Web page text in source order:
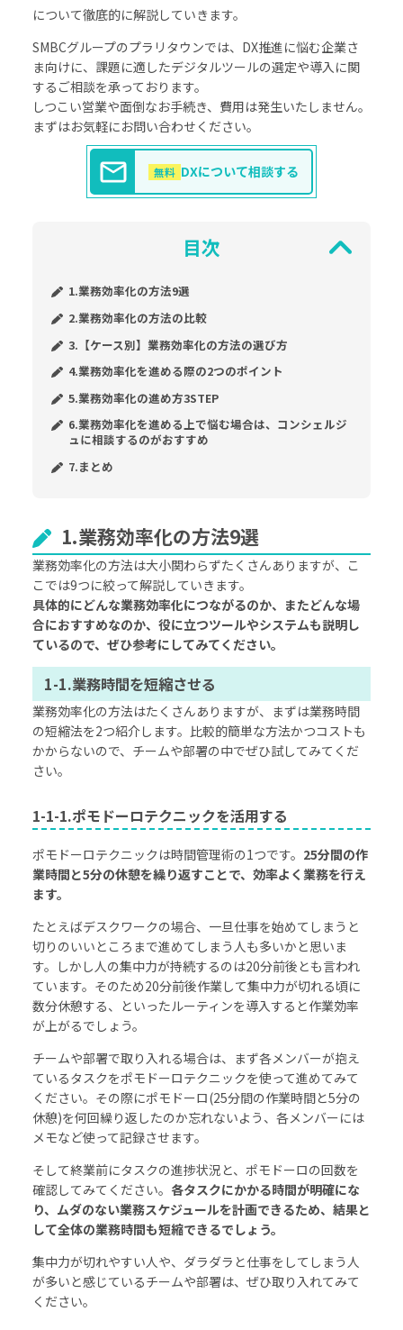
について徹底的に解説していきます。
SMBCグループのプラリタウンでは、DX推進に悩む企業さ
ま向けに、課題に適したデジタルツールの選定や導入に関
するご相談を承っております。
しつこい営業や面倒なお手続き、費用は発生いたしません。
まずはお気軽にお問い合わせください。
無料 DXについて相談する
目次
1.業務効率化の方法9選
2.業務効率化の方法の比較
3.【ケース別】業務効率化の方法の選び方
4.業務効率化を進める際の2つのポイント
5.業務効率化の進め方3STEP
6.業務効率化を進める上で悩む場合は、コンシェルジ
ュに相談するのがおすすめ
7.まとめ
1.業務効率化の方法9選
業務効率化の方法は大小関わらずたくさんありますが、こ
こでは9つに絞って解説していきます。
具体的にどんな業務効率化につながるのか、またどんな場
合におすすめなのか、役に立つツールやシステムも説明し
ているので、ぜひ参考にしてみてください。
1-1.業務時間を短縮させる
業務効率化の方法はたくさんありますが、まずは業務時間
の短縮法を2つ紹介します。比較的簡単な方法かつコストも
かからないので、チームや部署の中でぜひ試してみてくだ
さい。
1-1-1.ポモドーロテクニックを活用する
ポモドーロテクニックは時間管理術の1つです。 25分間の作
業時間と5分の休憩を繰り返すことで、効率よく業務を行え
ます。
たとえばデスクワークの場合、一旦仕事を始めてしまうと
切りのいいところまで進めてしまう人も多いかと思いま
す。しかし人の集中力が持続するのは20分前後とも言われ
ています。そのため20分前後作業して集中力が切れる頃に
数分休憩する、といったルーティンを導入すると作業効率
が上がるでしょう。
チームや部署で取り入れる場合は、まず各メンバーが抱え
ているタスクをポモドーロテクニックを使って進めてみて
ください。その際にポモドーロ(25分間の作業時間と5分の
休憩)を何回繰り返したのか忘れないよう、各メンバーには
メモなど使って記録させます。
そして終業前にタスクの進捗状況と、ポモドーロの回数を
確認してみてください。 各タスクにかかる時間が明確にな
り、ムダのない業務スケジュールを計画できるため、結果と
して全体の業務時間も短縮できるでしょう。
集中力が切れやすい人や、ダラダラと仕事をしてしまう人
が多いと感じているチームや部署は、ぜひ取り入れてみて
ください。